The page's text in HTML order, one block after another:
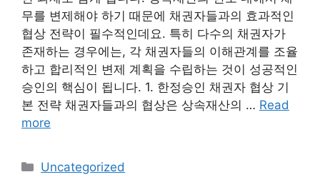
무를 변제해야 하기 때문에 채권자들과의 효과적인
협상 전략이 필수적인데요. 특히 다수의 채권자가
존재하는 경우에는, 각 채권자들의 이해관계를 조율
하고 합리적인 변제 계획을 수립하는 것이 성공적인
승인의 핵심이 됩니다. 1. 한정승인 채권자 협상 기
본 전략 채권자들과의 협상은 상속재산의 … Read
more
Categories
Uncategorized